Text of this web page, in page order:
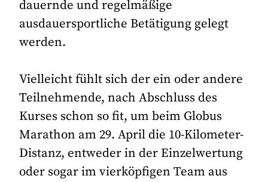
dauernde und regelmäßige
ausdauersportliche Betätigung gelegt
werden.
Vielleicht fühlt sich der ein oder andere
Teilnehmende, nach Abschluss des
Kurses schon so fit, um beim Globus
Marathon am 29. April die 10-Kilometer-
Distanz, entweder in der Einzelwertung
oder sogar im vierköpfigen Team aus